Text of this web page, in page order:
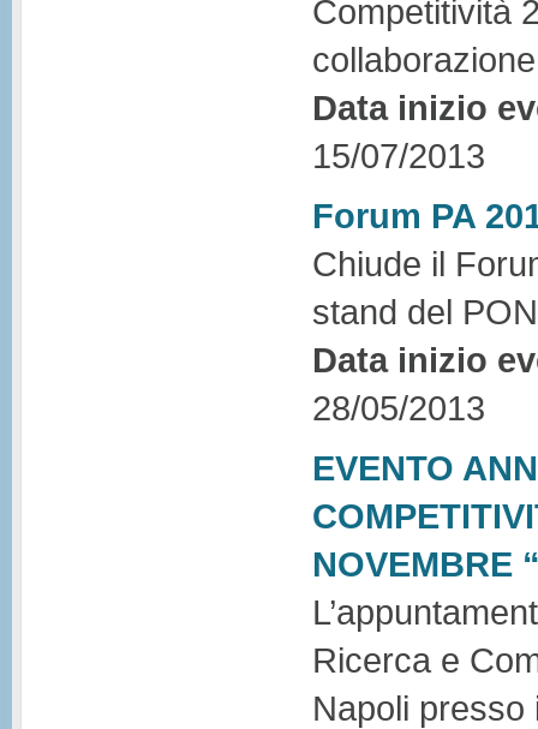
Competitività
Data inizio
15/07/2013
Forum PA
Chiude il
stand del
Data inizio
28/05/2013
EVENTO
NOVEMBRE
Ricerca e
Napoli presso